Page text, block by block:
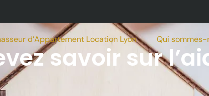
d’Appartement Location Lyon Qui sommes-
savoir sur